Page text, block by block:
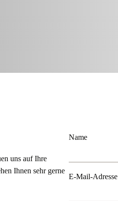
uns auf Ihre
Ihnen sehr gerne
Name
E-Mail-Adresse